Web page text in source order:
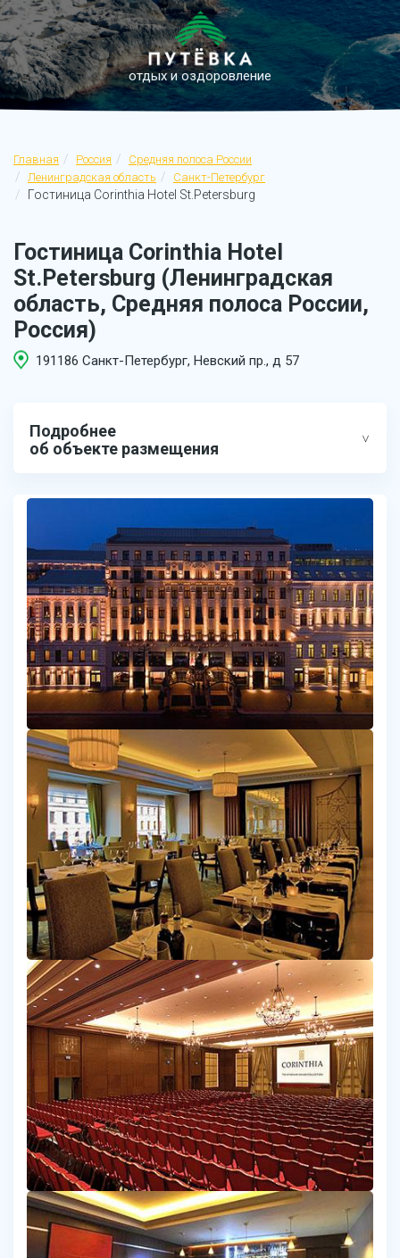
отдых и оздоровление
Главная Россия
Средняя полоса России
Ленинградская область
Санкт-Петербург
Гостиница Corinthia Hotel St.Petersburg
Гостиница Corinthia Hotel
St.Petersburg (Ленинградская
область, Средняя полоса России,
Россия)
191186 Санкт-Петербург, Невский пр., д 57
Подробнее
об объекте размещения